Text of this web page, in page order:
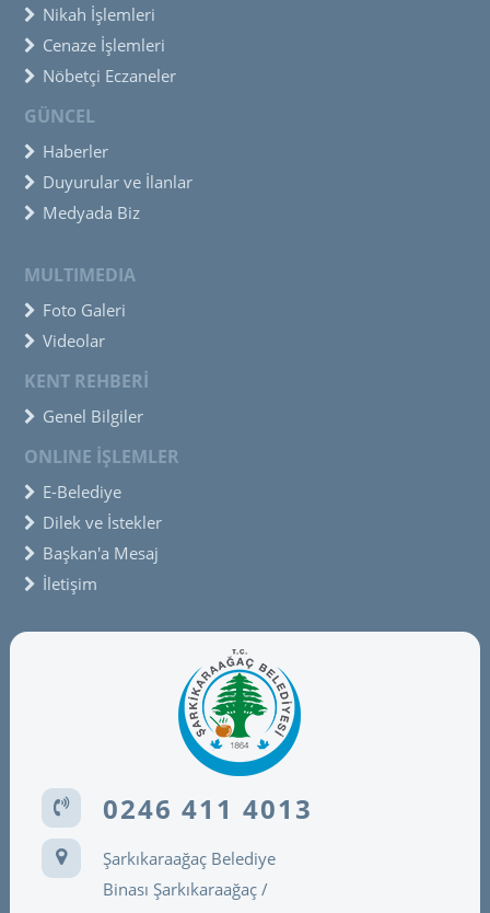
Nikah İşlemleri
Cenaze İşlemleri
Nöbetçi Eczaneler
GÜNCEL
Haberler
Duyurular ve İlanlar
Medyada Biz
MULTIMEDIA
Foto Galeri
Videolar
KENT REHBERİ
Genel Bilgiler
ONLINE İŞLEMLER
E-Belediye
Dilek ve İstekler
Başkan'a Mesaj
İletişim
0246 411 4013
Şarkıkaraağaç Belediye
Binası Şarkıkaraağaç /